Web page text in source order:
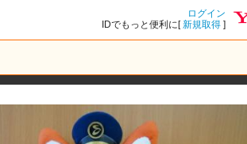
ログイン
IDでもっと便利に[新規取得 ]